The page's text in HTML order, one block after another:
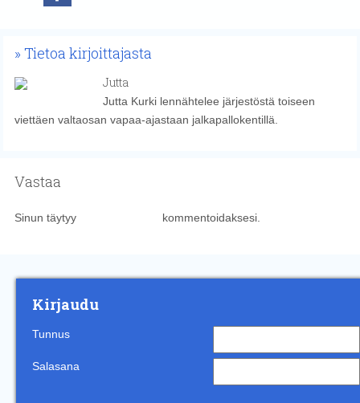
Tietoa kirjoittajasta
Jutta
Jutta Kurki lennähtelee järjestöstä toiseen
viettäen valtaosan vapaa-ajastaan jalkapallokentillä.
Vastaa
Sinun täytyy kommentoidaksesi.
Kirjaudu
Tunnus
Salasana